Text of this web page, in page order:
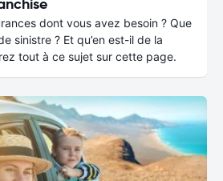
dont vous avez besoin ? Que
sinistre ? Et qu’en est-il de la
tout à ce sujet sur cette page.